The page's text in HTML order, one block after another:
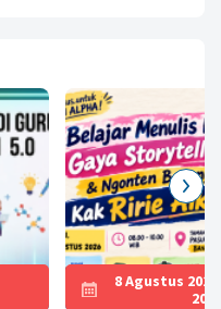
8 Agustus
2026